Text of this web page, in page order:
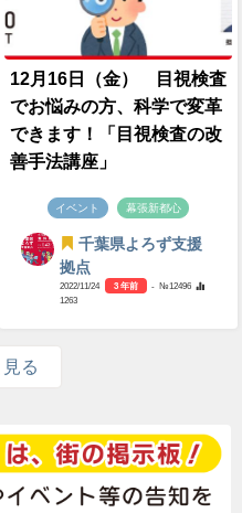
12月16日（金） 目視検査
でお悩みの方、科学で変革
できます！「目視検査の改
善手法講座」
イベント 幕張新都心
千葉県よろず支援
拠点
2022/11/24 3 年前
- №12496
1263
る